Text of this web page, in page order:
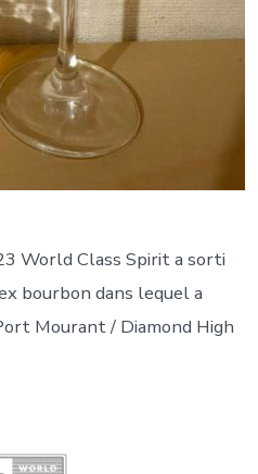
World Class Spirit a sorti
bourbon dans lequel a
Mourant / Diamond High